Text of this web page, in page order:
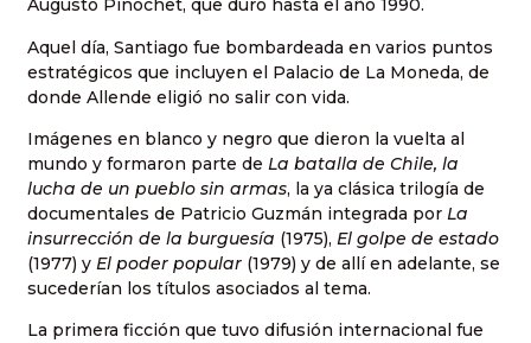
Augusto Pinochet, que duró hasta el año 1990.
Aquel día, Santiago fue bombardeada en varios puntos
estratégicos que incluyen el Palacio de La Moneda, de
donde Allende eligió no salir con vida.
Imágenes en blanco y negro que dieron la vuelta al
mundo y formaron parte de La batalla de Chile, la
lucha de un pueblo sin armas, la ya clásica trilogía de
documentales de Patricio Guzmán integrada por La
insurrección de la burguesía (1975), El golpe de estado
(1977) y El poder popular (1979) y de allí en adelante, se
sucederían los títulos asociados al tema.
La primera ficción que tuvo difusión internacional fue